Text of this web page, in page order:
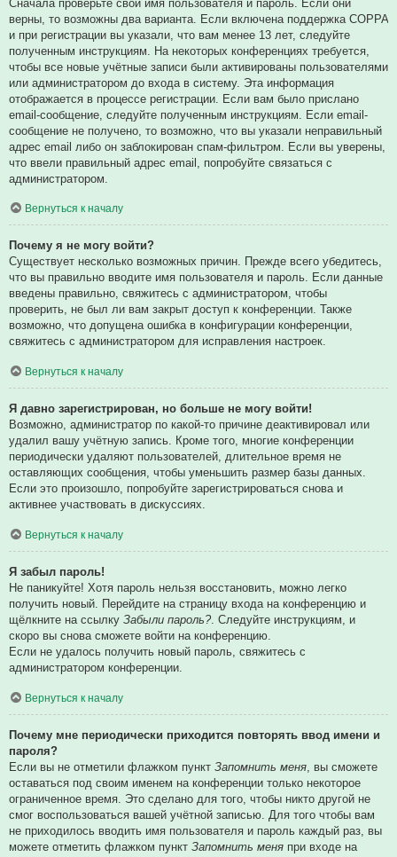
Сначала проверьте свои имя пользователя и пароль. Если они
верны, то возможны два варианта. Если включена поддержка COPPA
и при регистрации вы указали, что вам менее 13 лет, следуйте
полученным инструкциям. На некоторых конференциях требуется,
чтобы все новые учётные записи были активированы пользователями
или администратором до входа в систему. Эта информация
отображается в процессе регистрации. Если вам было прислано
email-сообщение, следуйте полученным инструкциям. Если email-
сообщение не получено, то возможно, что вы указали неправильный
адрес email либо он заблокирован спам-фильтром. Если вы уверены,
что ввели правильный адрес email, попробуйте связаться с
администратором.
Вернуться к началу
Почему я не могу войти?
Существует несколько возможных причин. Прежде всего убедитесь,
что вы правильно вводите имя пользователя и пароль. Если данные
введены правильно, свяжитесь с администратором, чтобы
проверить, не был ли вам закрыт доступ к конференции. Также
возможно, что допущена ошибка в конфигурации конференции,
свяжитесь с администратором для исправления настроек.
Вернуться к началу
Я давно зарегистрирован, но больше не могу войти!
Возможно, администратор по какой-то причине деактивировал или
удалил вашу учётную запись. Кроме того, многие конференции
периодически удаляют пользователей, длительное время не
оставляющих сообщения, чтобы уменьшить размер базы данных.
Если это произошло, попробуйте зарегистрироваться снова и
активнее участвовать в дискуссиях.
Вернуться к началу
Я забыл пароль!
Не паникуйте! Хотя пароль нельзя восстановить, можно легко
получить новый. Перейдите на страницу входа на конференцию и
щёлкните на ссылку Забыли пароль?. Следуйте инструкциям, и
скоро вы снова сможете войти на конференцию.
Если не удалось получить новый пароль, свяжитесь с
администратором конференции.
Вернуться к началу
Почему мне периодически приходится повторять ввод имени и
пароля?
Если вы не отметили флажком пункт Запомнить меня , вы сможете
оставаться под своим именем на конференции только некоторое
ограниченное время. Это сделано для того, чтобы никто другой не
смог воспользоваться вашей учётной записью. Для того чтобы вам
не приходилось вводить имя пользователя и пароль каждый раз, вы
можете отметить флажком пункт Запомнить меня при входе на